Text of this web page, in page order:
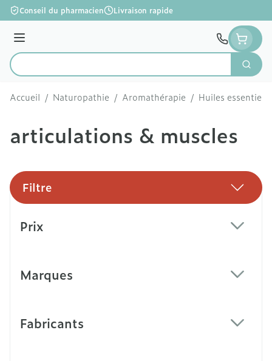
Aller au contenu
Conseil du pharmacien Livraison rapide
Menu
Rechercher
Accueil / Naturopathie / Aromathérapie / Huiles
articulations & muscles
Filtre
Prix
Marques
Fabricants